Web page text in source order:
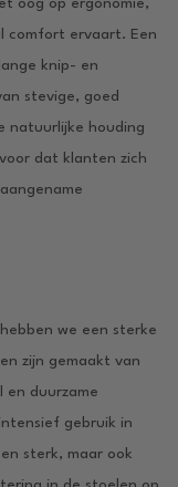
comfort ervaart. Een
knip- en
stevige, goed
natuurlijke houding
dat klanten zich
we een sterke
zijn gemaakt van
en duurzame
gebruik in
sterk, maar ook